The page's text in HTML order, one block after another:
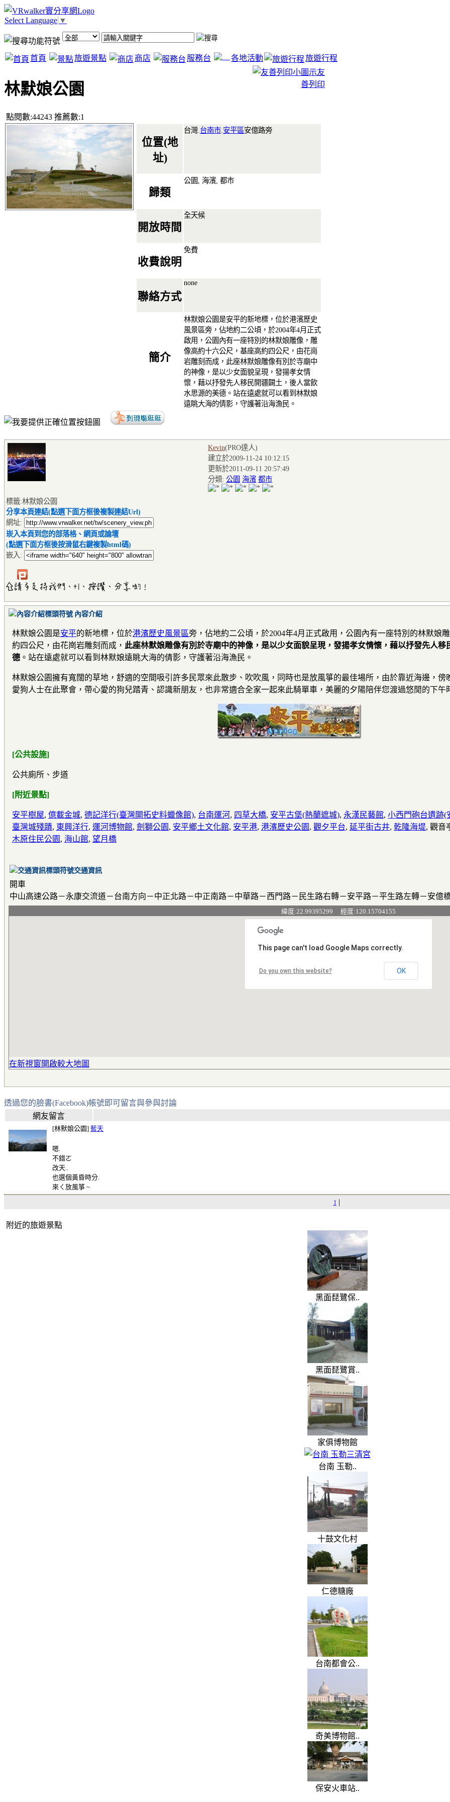
Select Language ▼
首頁 旅遊景點 商店 服務台 各地活動 旅遊行程
林默娘公園
點閱數:44243 推薦數:1
友
善列印
位置(地
址)
台灣. 台南市 安平區安億路旁
歸類
公園, 海濱, 都市
開放時間
全天候
收費說明
免費
聯絡方式
none
簡介
林默娘公園是安平的新地標，位於港濱歷史
風景區旁，佔地約二公頃，於2004年4月正式
啟用，公園內有一座特別的林默娘雕像，雕
像高約十六公尺，基座高約四公尺，由花崗
岩雕刻而成，此座林默娘雕像有別於寺廟中
的神像，是以少女面貌呈現，發揚孝女情
懷，藉以抒發先人移民開疆闢土，後人當飲
水思源的美德。站在遠處就可以看到林默娘
遠眺大海的倩影，守護著沿海漁民。
Kevin(PRO達人)
建立於2009-11-24 10:12:15
更新於2011-09-11 20:57:49
分類: 公園 海濱 都市
標籤:林默娘公園
分享本頁連結(點選下面方框後複製連結Url)
網址:
崁入本頁到您的部落格、網頁或論壇
(點選下面方框後按滑鼠右鍵複製html碼)
嵌入:
內容介紹
林默娘公園是安平的新地標，位於港濱歷史風景區旁，佔地約二公頃，於2004年4月正式啟用，公園內有一座特別的林默娘
約四公尺，由花崗岩雕刻而成， 此座林默娘雕像有別於寺廟中的神像，是以少女面貌呈現，發揚孝女情懷，藉以抒發先人
德 。站在遠處就可以看到林默娘遠眺大海的倩影，守護著沿海漁民。
林默娘公園擁有寬闊的草地，舒適的空間吸引許多民眾來此散步、吹吹風，同時也是放風箏的最佳場所，由於靠近海邊，傍
愛狗人士在此聚會，帶心愛的狗兒踏青、認識新朋友，也非常適合全家一起來此騎單車，美麗的夕陽陪伴您渡過悠閒的下午
[公共設施]
公共廁所、步道
[附近景點]
安平樹屋, 億載金城, 德記洋行(臺灣開拓史料蠟像館), 台南運河, 四草大橋, 安平古堡(熱蘭遮城), 永漢民藝館, 小西門砲台遺跡(
臺灣城殘蹟, 東興洋行, 運河博物館, 劍獅公園 , 安平鄉土文化館, 安平港, 港濱歷史公園 , 觀夕平台, 延平街古井, 乾隆海堤, 觀音
木原住民公園 , 海山館, 望月橋
交通資訊
開車
中山高速公路－永康交流道－台南方向－中正北路－中正南路－中華路－西門路－民生路右轉－安平路－平生路左轉－安億
緯度:22.99395299 經度:120.15704155
This page can't load Google Maps correctly.
Do you own this website? OK
在新視窗開啟較大地圖
透過您的臉書(Facebook)帳號即可留言與參與討論
網友留言
[林默娘公園] 藍天
嗯.
不錯ㄛ
改天..
也選個黃昏時分.
來ㄑ放風箏 ~
1 |
附近的旅遊景點
黑面琵鷺保..
黑面琵鷺賞..
家俱博物館
台南 玉勒..
十鼓文化村
仁德糖廠
台南都會公..
奇美博物館..
保安火車站..